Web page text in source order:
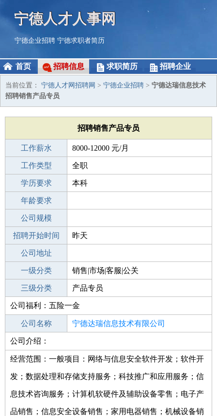
宁德人才人事网
宁德企业招聘 宁德求职者简历
首页 招聘信息 求职简历 招聘企业
当前位置： 宁德人才网招聘网 > 宁德企业招聘 > 宁德达瑞信息技术
招聘销售产品专员
招聘销售产品专员
工作薪水 8000-12000 元/月
招聘人数 1人
工作类型 全职
性别要求 -
学历要求 本科
工作经验
年龄要求
工作地点
公司规模
公司电话
招聘开始时间 昨天
招聘结束时间
公司地址
一级分类 销售|市场|客服|公关
二级分类 市场
三级分类 产品专员
其他行业
公司福利：五险一金
公司名称 宁德达瑞信息技术有限公司
公司类型
公司介绍：
经营范围：一般项目：网络与信息安全软件开发；软件开
发；数据处理和存储支持服务；科技推广和应用服务；信
息技术咨询服务；计算机软硬件及辅助设备零售；电子产
品销售；信息安全设备销售；家用电器销售；机械设备销